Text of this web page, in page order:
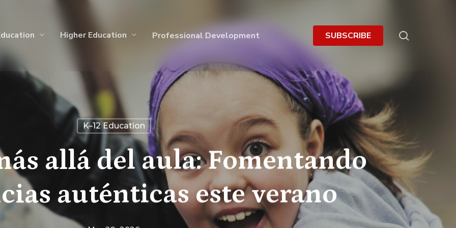
Higher Education Professional Development SUBSCRIBE
K–12 Education
allá del aula: Fomentando
auténticas este verano